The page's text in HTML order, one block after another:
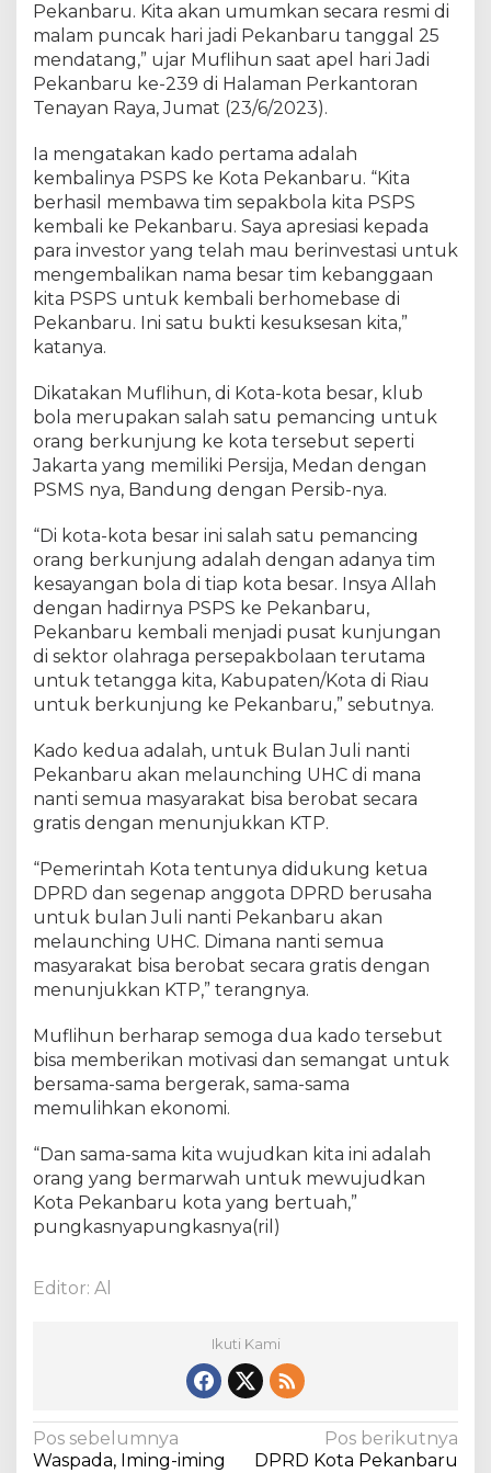
d
o
S
m
p
e
n
a
H
U
K
2
3
9
P
e
a
n
r
u
Pekanbaru. Kita akan umumkan secara resmi di
malam puncak hari jadi Pekanbaru tanggal 25
mendatang,” ujar Muflihun saat apel hari Jadi
Pekanbaru ke-239 di Halaman Perkantoran
Tenayan Raya, Jumat (23/6/2023).
Ia mengatakan kado pertama adalah
kembalinya PSPS ke Kota Pekanbaru. “Kita
berhasil membawa tim sepakbola kita PSPS
kembali ke Pekanbaru. Saya apresiasi kepada
para investor yang telah mau berinvestasi untuk
mengembalikan nama besar tim kebanggaan
kita PSPS untuk kembali berhomebase di
Pekanbaru. Ini satu bukti kesuksesan kita,”
katanya.
Dikatakan Muflihun, di Kota-kota besar, klub
bola merupakan salah satu pemancing untuk
orang berkunjung ke kota tersebut seperti
Jakarta yang memiliki Persija, Medan dengan
PSMS nya, Bandung dengan Persib-nya.
“Di kota-kota besar ini salah satu pemancing
orang berkunjung adalah dengan adanya tim
kesayangan bola di tiap kota besar. Insya Allah
dengan hadirnya PSPS ke Pekanbaru,
Pekanbaru kembali menjadi pusat kunjungan
di sektor olahraga persepakbolaan terutama
untuk tetangga kita, Kabupaten/Kota di Riau
untuk berkunjung ke Pekanbaru,” sebutnya.
Kado kedua adalah, untuk Bulan Juli nanti
Pekanbaru akan melaunching UHC di mana
nanti semua masyarakat bisa berobat secara
gratis dengan menunjukkan KTP.
“Pemerintah Kota tentunya didukung ketua
DPRD dan segenap anggota DPRD berusaha
untuk bulan Juli nanti Pekanbaru akan
melaunching UHC. Dimana nanti semua
masyarakat bisa berobat secara gratis dengan
menunjukkan KTP,” terangnya.
Muflihun berharap semoga dua kado tersebut
bisa memberikan motivasi dan semangat untuk
bersama-sama bergerak, sama-sama
memulihkan ekonomi.
“Dan sama-sama kita wujudkan kita ini adalah
orang yang bermarwah untuk mewujudkan
Kota Pekanbaru kota yang bertuah,”
pungkasnyapungkasnya(ril)
Editor: Al
Ikuti Kami
N
Pos sebelumnya
Waspada, Iming-iming
Pos berikutnya
DPRD Kota Pekanbaru